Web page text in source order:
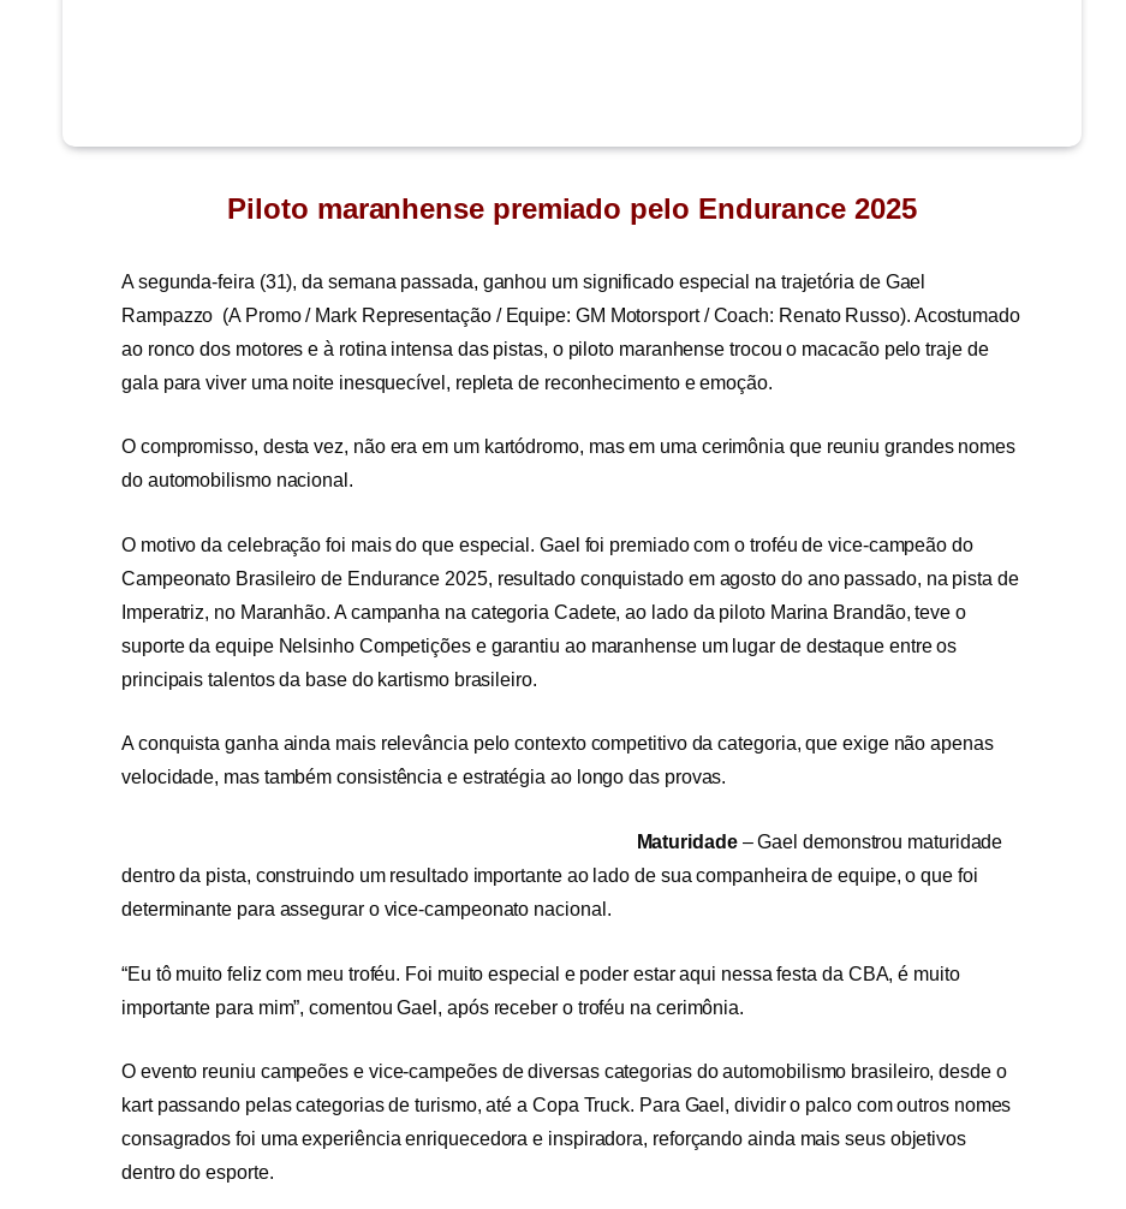
Piloto maranhense premiado pelo Endurance 2025
A segunda-feira (31), da semana passada, ganhou um significado especial na trajetória de Gael
Rampazzo (A Promo / Mark Representação / Equipe: GM Motorsport / Coach: Renato Russo). Acostumado
ao ronco dos motores e à rotina intensa das pistas, o piloto maranhense trocou o macacão pelo traje de
gala para viver uma noite inesquecível, repleta de reconhecimento e emoção.
O compromisso, desta vez, não era em um kartódromo, mas em uma cerimônia que reuniu grandes nomes
do automobilismo nacional.
O motivo da celebração foi mais do que especial. Gael foi premiado com o troféu de vice-campeão do
Campeonato Brasileiro de Endurance 2025, resultado conquistado em agosto do ano passado, na pista de
Imperatriz, no Maranhão. A campanha na categoria Cadete, ao lado da piloto Marina Brandão, teve o
suporte da equipe Nelsinho Competições e garantiu ao maranhense um lugar de destaque entre os
principais talentos da base do kartismo brasileiro.
A conquista ganha ainda mais relevância pelo contexto competitivo da categoria, que exige não apenas
velocidade, mas também consistência e estratégia ao longo das provas.
Maturidade– Gael demonstrou maturidade
dentro da pista, construindo um resultado importante ao lado de sua companheira de equipe, o que foi
determinante para assegurar o vice-campeonato nacional.
“Eu tô muito feliz com meu troféu. Foi muito especial e poder estar aqui nessa festa da CBA, é muito
importante para mim”, comentou Gael, após receber o troféu na cerimônia.
O evento reuniu campeões e vice-campeões de diversas categorias do automobilismo brasileiro, desde o
kart passando pelas categorias de turismo, até a Copa Truck. Para Gael, dividir o palco com outros nomes
consagrados foi uma experiência enriquecedora e inspiradora, reforçando ainda mais seus objetivos
dentro do esporte.